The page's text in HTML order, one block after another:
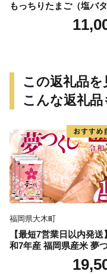
もっちりたまご（塩バタ
この返礼品を
こんな返礼
福岡県大木町
【最短7営業日以内発送
和7年産 福岡県産米 夢
15kg 精米 ※北海道・沖